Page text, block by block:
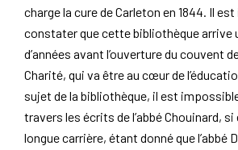
charge la cure de Carleton en 1844. Il
constater que cette bibliothèque arrive
d’années avant l’ouverture du couvent
Charité, qui va être au cœur de
sujet de la bibliothèque, il est
travers les écrits de l’abbé Chouinard, si
longue carrière, étant donné que l’abbé